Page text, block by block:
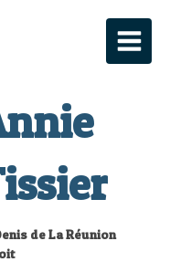
de La Réunion